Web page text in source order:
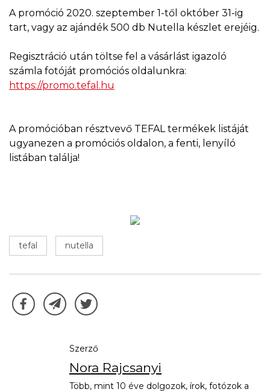
A promóció 2020. szeptember 1-től október 31-ig
tart, vagy az ajándék 500 db Nutella készlet erejéig.
Regisztráció után töltse fel a vásárlást igazoló
számla fotóját promóciós oldalunkra:
https://promo.tefal.hu
A promócióban résztvevő TEFAL termékek listáját
ugyanezen a promóciós oldalon, a fenti, lenyíló
listában találja!
tefal nutella
Szerző
Nora Rajcsanyi
Több, mint 10 éve dolgozok, írok, fotózok a